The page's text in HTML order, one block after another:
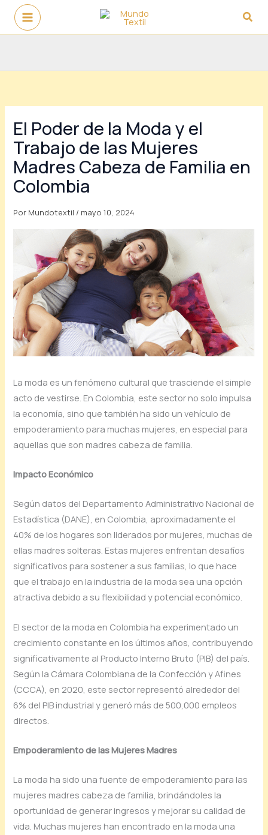
contenido
El Poder de la Moda y el
Trabajo de las Mujeres
Madres Cabeza de Familia en
Colombia
Por Mundotextil / mayo 10, 2024
La moda es un fenómeno cultural que trasciende el simple
acto de vestirse. En Colombia, este sector no solo impulsa
la economía, sino que también ha sido un vehículo de
empoderamiento para muchas mujeres, en especial para
aquellas que son madres cabeza de familia.
Impacto Económico
Según datos del Departamento Administrativo Nacional de
Estadística (DANE), en Colombia, aproximadamente el
40% de los hogares son liderados por mujeres, muchas de
ellas madres solteras. Estas mujeres enfrentan desafíos
significativos para sostener a sus familias, lo que hace
que el trabajo en la industria de la moda sea una opción
atractiva debido a su flexibilidad y potencial económico.
El sector de la moda en Colombia ha experimentado un
crecimiento constante en los últimos años, contribuyendo
significativamente al Producto Interno Bruto (PIB) del país.
Según la Cámara Colombiana de la Confección y Afines
(CCCA), en 2020, este sector representó alrededor del
6% del PIB industrial y generó más de 500,000 empleos
directos.
Empoderamiento de las Mujeres Madres
La moda ha sido una fuente de empoderamiento para las
mujeres madres cabeza de familia, brindándoles la
oportunidad de generar ingresos y mejorar su calidad de
vida. Muchas mujeres han encontrado en la moda una